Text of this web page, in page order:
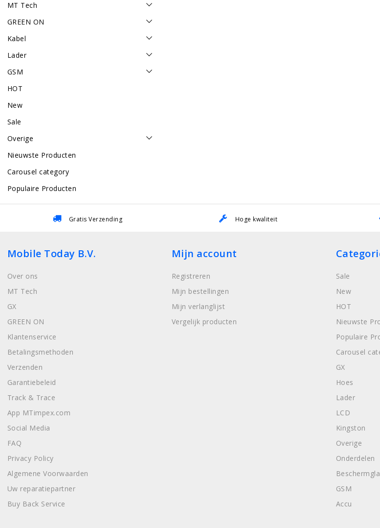
MT Tech
GREEN ON
Kabel
Lader
GSM
HOT
New
Sale
Overige
Nieuwste Producten
Carousel category
Populaire Producten
Gratis Verzending Hoge kwaliteit
Mobile Today B.V.
Over ons
MT Tech
GX
GREEN ON
Klantenservice
Betalingsmethoden
Verzenden
Garantiebeleid
Track & Trace
App MTimpex.com
Social Media
FAQ
Privacy Policy
Algemene Voorwaarden
Uw reparatiepartner
Buy Back Service
Mijn account
Registreren
Mijn bestellingen
Mijn verlanglijst
Vergelijk producten
Sale
New
HOT
Nieuwste
Populaire
Carousel
GX
Hoes
Lader
LCD
Kingston
Overige
Onderdelen
GSM
Accu